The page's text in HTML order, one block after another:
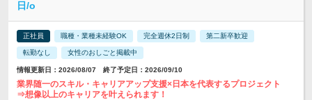
日/o
正社員 職種・業種未経験OK 完全週休2日制 第二新卒歓迎
転勤なし 女性のおしごと掲載中
情報更新日：2026/08/07 終了予定日：2026/09/10
業界随一のスキル・キャリアアップ支援×日本を代表するプロジェクト
⇒想像以上のキャリアを叶えられます！